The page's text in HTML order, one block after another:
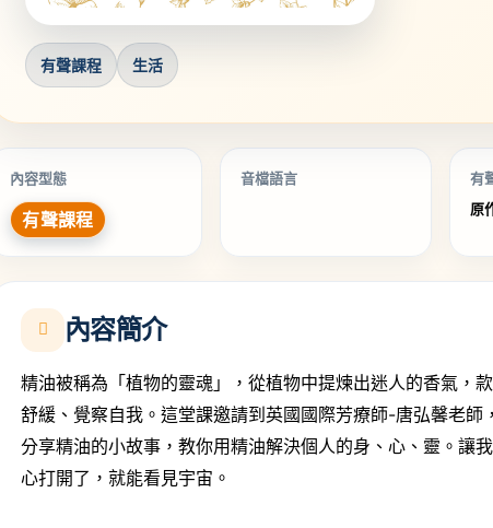
有聲課程 生活
內容型態
有聲課程
音檔語言
有
原
內容簡介
精油被稱為「植物的靈魂」，從植物中提煉出迷人的香氣，
舒緩、覺察自我。這堂課邀請到英國國際芳療師-唐弘馨老師
分享精油的小故事，教你用精油解決個人的身、心、靈。讓
心打開了，就能看見宇宙。